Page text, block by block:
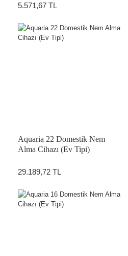
5.571,67 TL
Aquaria 22 Domestik Nem
Alma Cihazı (Ev Tipi)
29.189,72 TL